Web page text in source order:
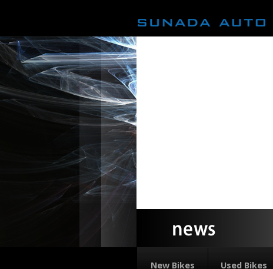
New Bikes Used Bikes